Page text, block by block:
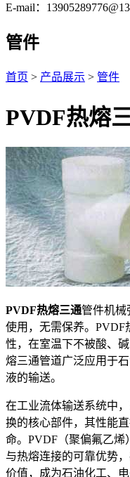
E-mail：
管件
首页 > 产品展示 > 管件
PVDF热熔
PVDF热熔三通管件机械
使用，无需保养。PVDF
性，在室温下不被酸、
熔三通管道广泛应用于
液的输送。
在工业流体输送系统中
换的核心部件，其性能
命。PVDF（聚偏氟乙烯
与热熔连接的可靠优势
价值，成为石油化工、